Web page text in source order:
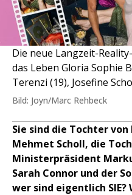
Die neue Langzeit-
das Leben Gloria Sophie
Terenzi (19), Josefine
Bild: Joyn/Marc Rehbeck
Sie sind die Tochter
Mehmet Scholl, die
Ministerpräsident
Sarah Connor und der
wer sind eigentlich SIE?